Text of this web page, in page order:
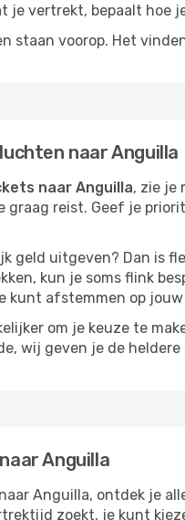
je vertrekt, bepaalt hoe
staan voorop. Het
naar Anguilla
naar Anguilla, zie je
graag reist. Geef je
geld uitgeven? Dan is
kun je soms flink
kunt afstemmen op jouw
om je keuze te
wij geven je de
Anguilla
Anguilla, ontdek je
zoekt, je kunt